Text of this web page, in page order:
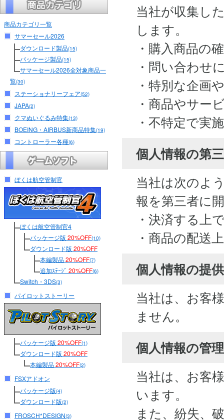
商品カテゴリ一覧
サマーセール2026
ダウンロード製品(15)
パッケージ製品(15)
サマーセール2026全対象商品一
覧(30)
ステーショナリーフェア(52)
JAPA(2)
クマぬいぐるみ特集(13)
BOEING・AIRBUS新商品特集(19)
コントローラー各種(6)
ぼくは航空管制官
ぼくは航空管制官4
パッケージ版 20%OFF(10)
ダウンロード版 20%OFF
本編製品20%OFF(7)
追加ｽﾃｰｼﾞ 20%OFF(6)
Switch・3DS(3)
パイロットストーリー
パッケージ版 20%OFF(1)
ダウンロード版 20%OFF
本編製品20%OFF(2)
FSXアドオン
パッケージ版(4)
ダウンロード版(2)
FROSCH*DESIGN(3)
当社が収集し
します。
・購入商品の
・問い合わせ
・特別な企画
・商品やサー
・不特定で実
個人情報の第
当社は次のよ
報を第三者に
・決済する上
・商品の配送
個人情報の提供
当社は、お客
ません。
個人情報の管
当社は、お客
います。
また、紛失、